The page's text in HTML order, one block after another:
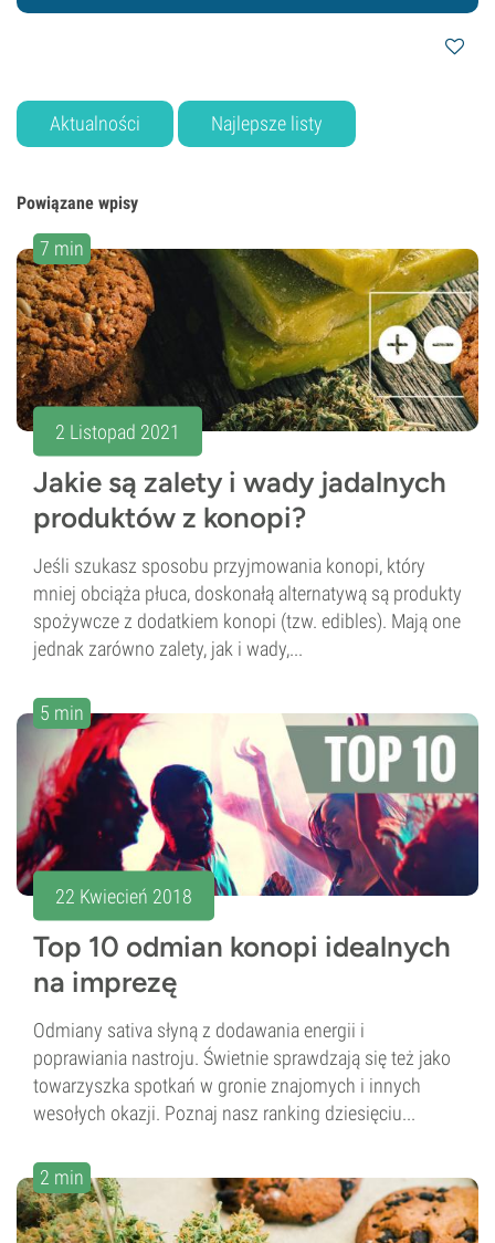
Aktualności Najlepsze listy
Powiązane wpisy
7 min
2 Listopad 2021
Jakie są zalety i wady jadalnych
produktów z konopi?
Jeśli szukasz sposobu przyjmowania konopi, który
mniej obciąża płuca, doskonałą alternatywą są produkty
spożywcze z dodatkiem konopi (tzw. edibles). Mają one
jednak zarówno zalety, jak i wady,...
5 min
22 Kwiecień 2018
Top 10 odmian konopi idealnych
na imprezę
Odmiany sativa słyną z dodawania energii i
poprawiania nastroju. Świetnie sprawdzają się też jako
towarzyszka spotkań w gronie znajomych i innych
wesołych okazji. Poznaj nasz ranking dziesięciu...
2 min